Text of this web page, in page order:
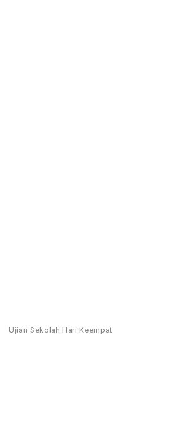
Ujian Sekolah Hari Keempat